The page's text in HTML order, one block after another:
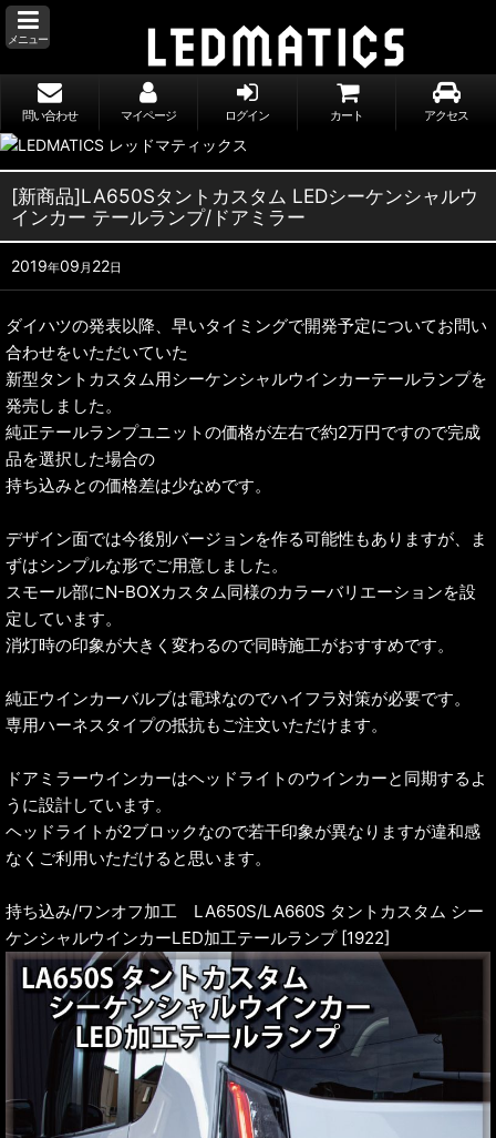
メニュー
問い合わせ マイページ ログイン カート アクセス
[新商品]LA650Sタントカスタム LEDシーケンシャルウ
インカー テールランプ/ドアミラー
2019年09 月 22日
ダイハツの発表以降、早いタイミングで開発予定についてお問い
合わせをいただいていた
新型タントカスタム用シーケンシャルウインカーテールランプを
発売しました。
純正テールランプユニットの価格が左右で約2万円ですので完成
品を選択した場合の
持ち込みとの価格差は少なめです。
デザイン面では今後別バージョンを作る可能性もありますが、ま
ずはシンプルな形でご用意しました。
スモール部にN-BOXカスタム同様のカラーバリエーションを設
定しています。
消灯時の印象が大きく変わるので同時施工がおすすめです。
純正ウインカーバルブは電球なのでハイフラ対策が必要です。
専用ハーネスタイプの抵抗もご注文いただけます。
ドアミラーウインカーはヘッドライトのウインカーと同期するよ
うに設計しています。
ヘッドライトが2ブロックなので若干印象が異なりますが違和感
なくご利用いただけると思います。
持ち込み/ワンオフ加工 LA650S/LA660S タントカスタム シー
ケンシャルウインカーLED加工テールランプ [1922]